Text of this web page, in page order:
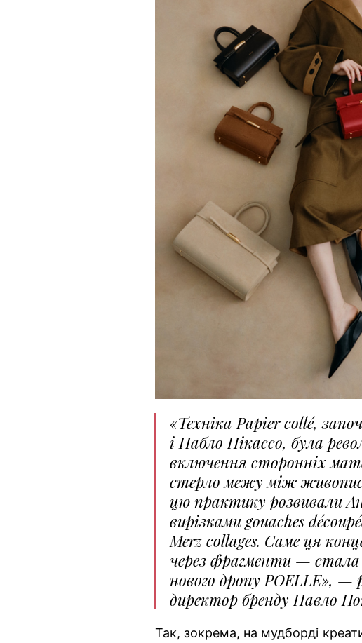
«Техніка Papier collé,
і Пабло Пікассо, була
включення сторонніх
стерло межу між
цю практику розвивали
вирізками gouaches
Merz collages. Саме ця
через фрагменти —
нового дропу POELLE», —
директор бренду Павло
Так, зокрема, на мудборді